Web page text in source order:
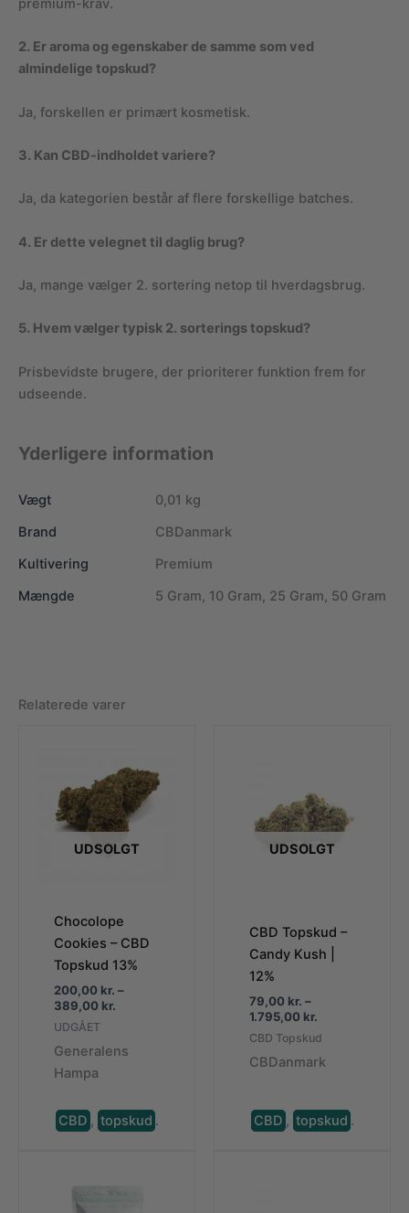
premium-krav.
2. Er aroma og egenskaber de samme som ved
almindelige topskud?
Ja, forskellen er primært kosmetisk.
3. Kan CBD-indholdet variere?
Ja, da kategorien består af flere forskellige batches.
4. Er dette velegnet til daglig brug?
Ja, mange vælger 2. sortering netop til hverdagsbrug.
5. Hvem vælger typisk 2. sorterings topskud?
Prisbevidste brugere, der prioriterer funktion frem for
udseende.
Yderligere information
Vægt
0,01 kg
Brand
CBDanmark
Kultivering
Premium
Mængde
5 Gram, 10 Gram, 25 Gram, 50 Gram
Relaterede varer
UDSOLGT
Chocolope
Cookies – CBD
Topskud 13%
200,00 kr. –
389,00 kr.Prisinterval:
389,00 kr.
UDGÅET
Generalens
Hampa
CBD , topskud .
UDSOLGT
CBD Topskud –
Candy Kush |
12%
79,00 kr. –
1.795,00 kr.Prisinterval:
79,00 kr.
til
1.795,00 kr.
CBD Topskud
CBDanmark
CBD , topskud .